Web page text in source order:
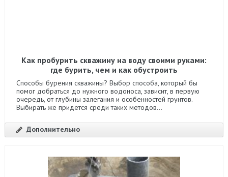
Как пробурить скважину на воду своими руками:
где бурить, чем и как обустроить
Способы бурения скважины? Выбор способа, который бы
помог добраться до нужного водоноса, зависит, в первую
очередь, от глубины залегания и особенностей грунтов.
Выбирать же придется среди таких методов...
Дополнительно